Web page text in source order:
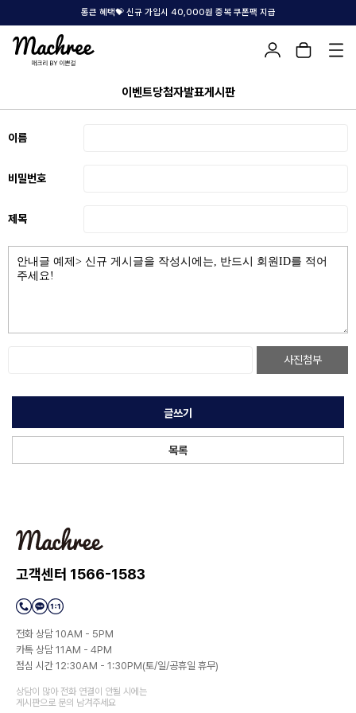
통큰 혜택💝 신규 가입시 40,000원 중복 쿠폰팩 지급
이벤트당첨자발표게시판
이름
비밀번호
제목
사진첨부
글쓰기
목록
고객센터 1566-1583
전화 상담 10AM - 5PM
카톡 상담 11AM - 4PM
점심 시간 12:30AM - 1:30PM(토/일/공휴일 휴무)
상담이 많아 전화 연결이 안될 시에는
게시판으로 문의 남겨주세요